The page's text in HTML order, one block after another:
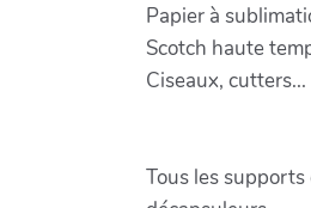
Papier à
Scotch haute
Ciseaux, cutters...
Tous les